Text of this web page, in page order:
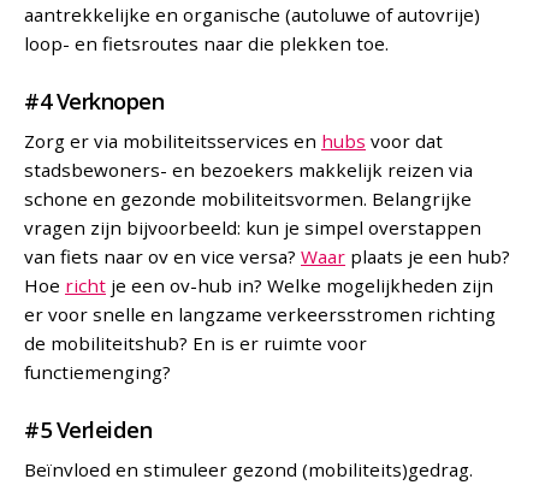
aantrekkelijke en organische (autoluwe of autovrije)
loop- en fietsroutes naar die plekken toe.
#4 Verknopen
Zorg er via mobiliteitsservices en hubs voor dat
stadsbewoners- en bezoekers makkelijk reizen via
schone en gezonde mobiliteitsvormen. Belangrijke
vragen zijn bijvoorbeeld: kun je simpel overstappen
van fiets naar ov en vice versa?Waar plaats je een hub?
Hoe richt je een ov-hub in? Welke mogelijkheden zijn
er voor snelle en langzame verkeersstromen richting
de mobiliteitshub? En is er ruimte voor
functiemenging?
#5 Verleiden
Beïnvloed en stimuleer gezond (mobiliteits)gedrag.